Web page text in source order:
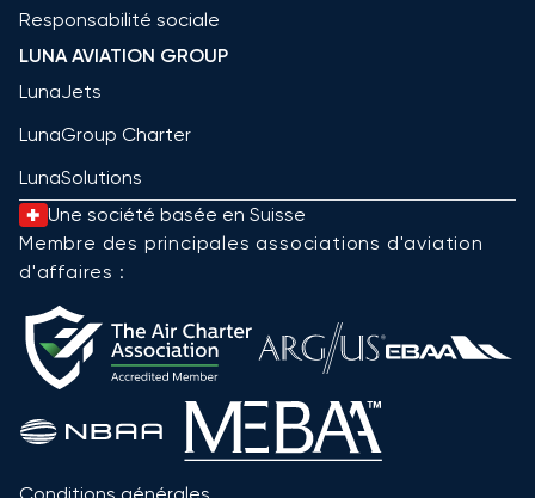
Responsabilité sociale
LUNA AVIATION GROUP
LunaJets
LunaGroup Charter
LunaSolutions
Une société basée en Suisse
Membre des principales associations d'aviation
d'affaires :